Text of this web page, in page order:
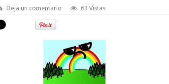
Deja un comentario 63 Vistas